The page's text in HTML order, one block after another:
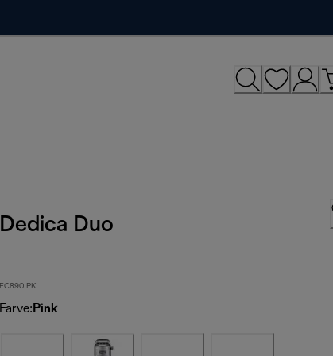
Dedica Duo
EC890.PK
Farve: Pink